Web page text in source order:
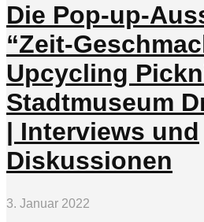
Die Pop-up-
“Zeit-
Upcycling
Stadtmuseum
| Interviews und
Diskussionen
3. Januar 2022